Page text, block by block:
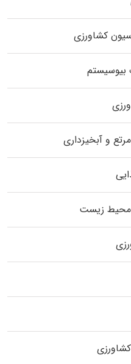
کشاورزی
بیوسیستم
و آبخیزداری
محیط زیست